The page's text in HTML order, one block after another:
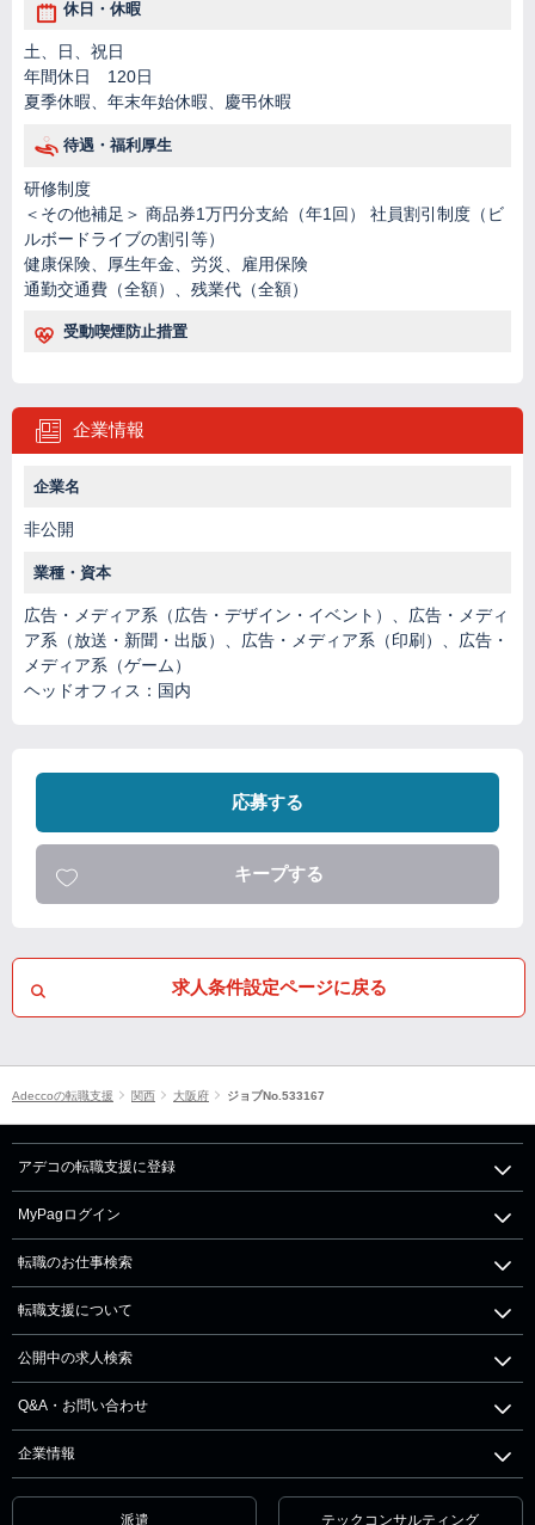
休日・休暇
土、日、祝日
年間休日 120日
夏季休暇、年末年始休暇、慶弔休暇
待遇・福利厚生
研修制度
＜その他補足＞ 商品券1万円分支給（年1回） 社員割引制度（ビ
ルボードライブの割引等）
健康保険、厚生年金、労災、雇用保険
通勤交通費（全額）、残業代（全額）
受動喫煙防止措置
企業情報
企業名
非公開
業種・資本
広告・メディア系（広告・デザイン・イベント）、広告・メディ
ア系（放送・新聞・出版）、広告・メディア系（印刷）、広告・
メディア系（ゲーム）
ヘッドオフィス：国内
応募する
キープする
求人条件設定ページに戻る
Adeccoの転職支援 関西 大阪府 ジョブNo.533167
アデコの転職支援に登録
MyPagログイン
転職のお仕事検索
転職支援について
公開中の求人検索
Q&A・お問い合わせ
企業情報
派遣 テックコンサルティング